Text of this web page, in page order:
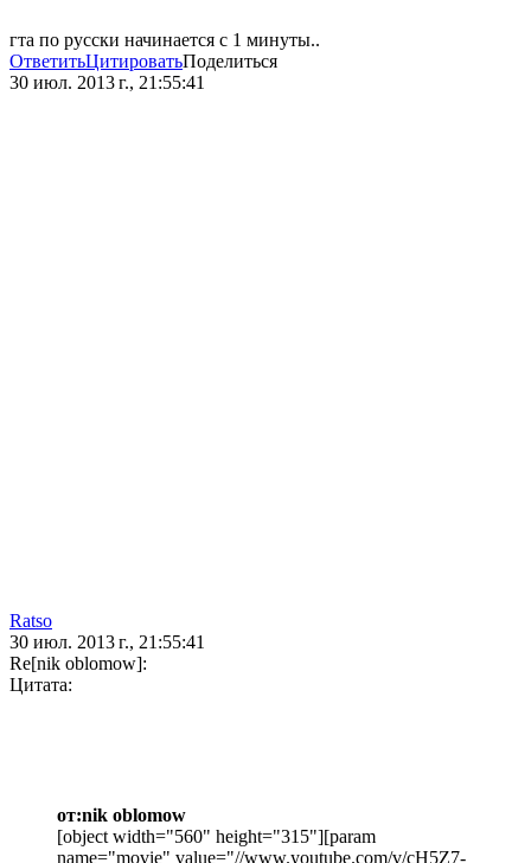
гта по русски начинается с 1 минуты..
ОтветитьЦитироватьПоделиться
30 июл. 2013 г., 21:55:41
Ratso
30 июл. 2013 г., 21:55:41
Re[nik oblomow]:
Цитата:
от:nik oblomow
[object width="560" height="315"][param
name="movie" value="//www.youtube.com/v/cH5Z7-